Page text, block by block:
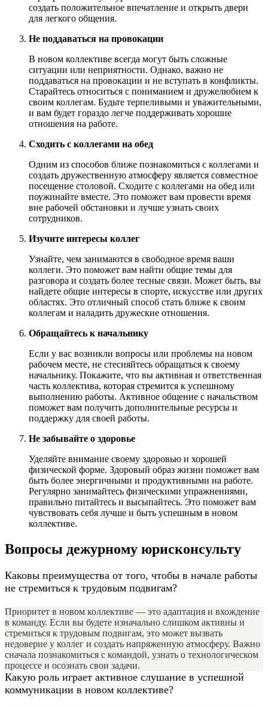
создать положительное впечатление и открыть двери
для легкого общения.
Не поддаваться на провокации
В новом коллективе всегда могут быть сложные
ситуации или неприятности. Однако, важно не
поддаваться на провокации и не вступать в конфликты.
Старайтесь относиться с пониманием и дружелюбием к
своим коллегам. Будьте терпеливыми и уважительными,
и вам будет гораздо легче поддерживать хорошие
отношения на работе.
Сходить с коллегами на обед
Одним из способов ближе познакомиться с коллегами и
создать дружественную атмосферу является совместное
посещение столовой. Сходите с коллегами на обед или
поужинайте вместе. Это поможет вам провести время
вне рабочей обстановки и лучше узнать своих
сотрудников.
Изучите интересы коллег
Узнайте, чем занимаются в свободное время ваши
коллеги. Это поможет вам найти общие темы для
разговора и создать более тесные связи. Может быть, вы
найдете общие интересы в спорте, искусстве или других
областях. Это отличный способ стать ближе к своим
коллегам и наладить дружеские отношения.
Обращайтесь к начальнику
Если у вас возникли вопросы или проблемы на новом
рабочем месте, не стесняйтесь обращаться к своему
начальнику. Покажите, что вы активная и ответственная
часть коллектива, которая стремится к успешному
выполнению работы. Активное общение с начальством
поможет вам получить дополнительные ресурсы и
поддержку для своей работы.
Не забывайте о здоровье
Уделяйте внимание своему здоровью и хорошей
физической форме. Здоровый образ жизни поможет вам
быть более энергичными и продуктивными на работе.
Регулярно занимайтесь физическими упражнениями,
правильно питайтесь и высыпайтесь. Это поможет вам
чувствовать себя лучше и быть успешным в новом
коллективе.
Вопросы дежурному юрисконсульту
Каковы преимущества от того, чтобы в начале работы
не стремиться к трудовым подвигам?
Приоритет в новом коллективе — это адаптация и вхождение
в команду. Если вы будете изначально слишком активны и
стремиться к трудовым подвигам, это может вызвать
недоверие у коллег и создать напряженную атмосферу. Важно
сначала познакомиться с командой, узнать о технологическом
процессе и осознать свои задачи.
Какую роль играет активное слушание в успешной
коммуникации в новом коллективе?